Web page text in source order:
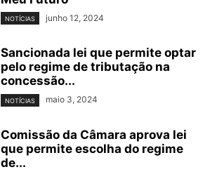
NOTÍCIAS junho 12, 2024
Sancionada lei que permite optar
pelo regime de tributação na
concessão...
NOTÍCIAS maio 3, 2024
Comissão da Câmara aprova lei
que permite escolha do regime
de...